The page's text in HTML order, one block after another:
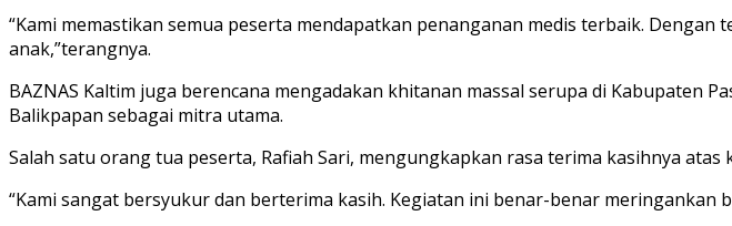
“Kami memastikan semua peserta mendapatkan penanganan medis terbaik.
anak,”terangnya.
BAZNAS Kaltim juga berencana mengadakan khitanan massal serupa di Kabupaten
Balikpapan sebagai mitra utama.
Salah satu orang tua peserta, Rafiah Sari, mengungkapkan rasa terima kasihnya
“Kami sangat bersyukur dan berterima kasih. Kegiatan ini benar-benar meringankan